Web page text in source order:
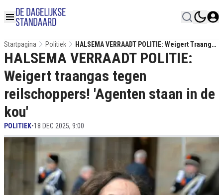
Startpagina Politiek
HALSEMA VERRAADT POLITIE: Weigert Traangas
Tegen Reilschoppers! 'Agenten Staan In De
Kou'
HALSEMA VERRAADT POLITIE:
Weigert traangas tegen
reilschoppers! 'Agenten staan in de
kou'
POLITIEK•18 DEC 2025, 9:00